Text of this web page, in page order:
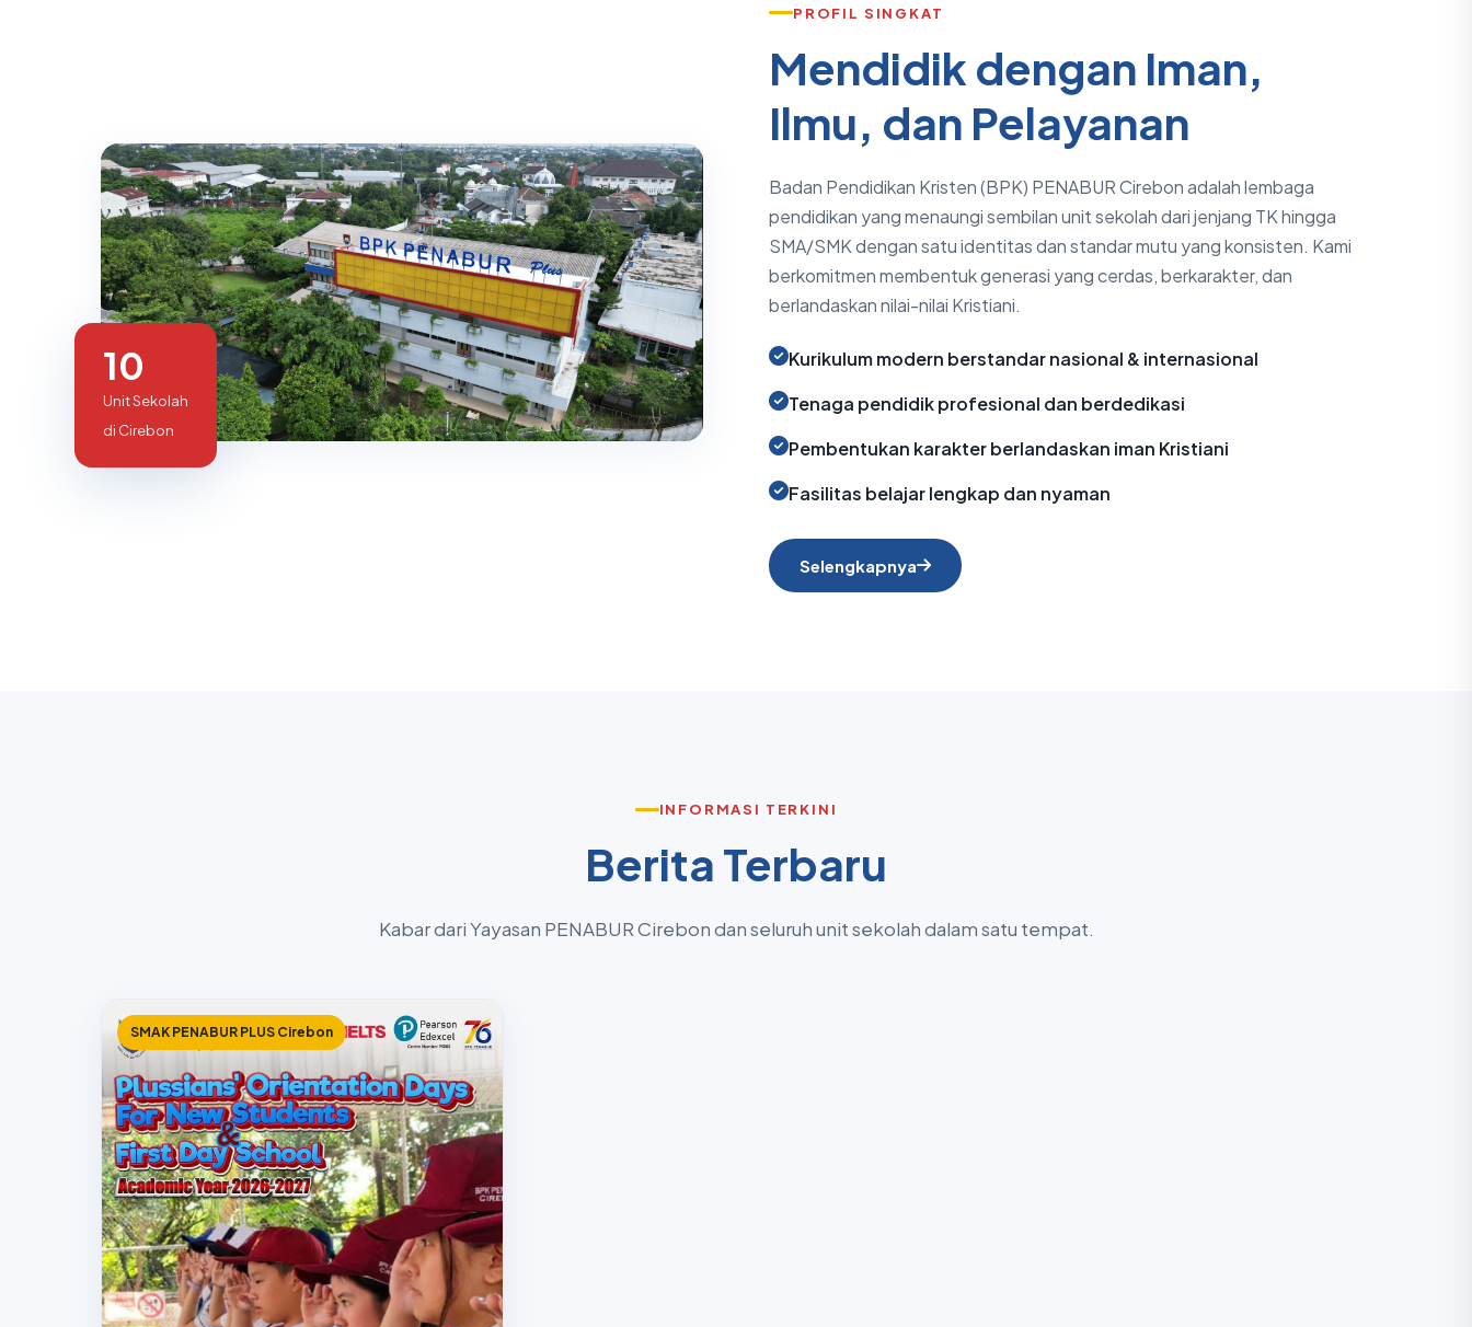
10
Unit Sekolah
di Cirebon
PROFIL SINGKAT
Mendidik dengan Iman,
Ilmu, dan Pelayanan
Badan Pendidikan Kristen (BPK) PENABUR Cirebon adalah lembaga
pendidikan yang menaungi sembilan unit sekolah dari jenjang TK hingga
SMA/SMK dengan satu identitas dan standar mutu yang konsisten. Kami
berkomitmen membentuk generasi yang cerdas, berkarakter, dan
berlandaskan nilai-nilai Kristiani.
Kurikulum modern berstandar nasional & internasional
Tenaga pendidik profesional dan berdedikasi
Pembentukan karakter berlandaskan iman Kristiani
Fasilitas belajar lengkap dan nyaman
Selengkapnya
INFORMASI TERKINI
Berita Terbaru
Kabar dari Yayasan PENABUR Cirebon dan seluruh unit sekolah dalam satu tempat.
SMAK PENABUR PLUS Cirebon